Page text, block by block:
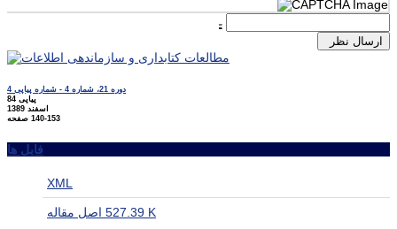
ارسال نظر
دوره 21، شماره 4 - شماره پیاپی 4
پیاپی 84
اسفند 1389
140-153
فایل ها
XML
527.39 K